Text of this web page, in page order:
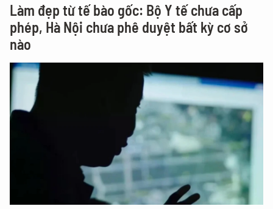
Làm đẹp từ tế bào gốc: Bộ Y tế chưa cấp
phép, Hà Nội chưa phê duyệt bất kỳ cơ sở
nào